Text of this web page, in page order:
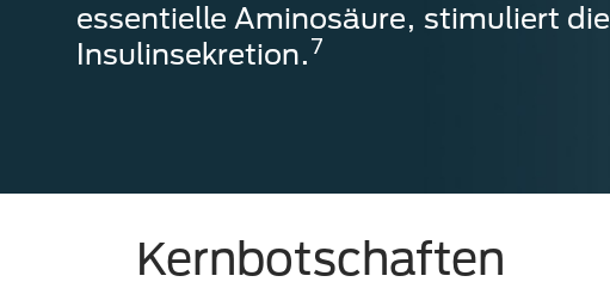
essentielle Aminosäure, stimuliert die
Insulinsekretion.7
Kernbotschaften